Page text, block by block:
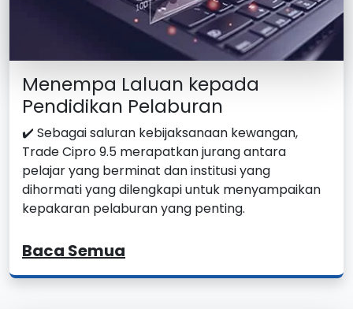
Menempa Laluan kepada
Pendidikan Pelaburan
✔️ Sebagai saluran kebijaksanaan kewangan,
Trade Cipro 9.5 merapatkan jurang antara
pelajar yang berminat dan institusi yang
dihormati yang dilengkapi untuk menyampaikan
kepakaran pelaburan yang penting.
Baca Semua